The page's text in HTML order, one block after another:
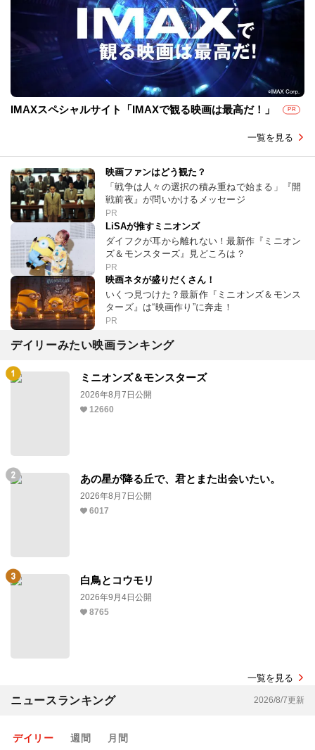
IMAXスペシャルサイト「IMAXで観る映画は最高だ！」 PR
一覧を見る
映画ファンはどう観た？
「戦争は人々の選択の積み重ねで始まる」『開
戦前夜』が問いかけるメッセージ
PR
LiSAが推すミニオンズ
ダイフクが耳から離れない！最新作『ミニオン
ズ＆モンスターズ』見どころは？
PR
映画ネタが盛りだくさん！
いくつ見つけた？最新作『ミニオンズ＆モンス
ターズ』は“映画作り”に奔走！
PR
デイリーみたい映画ランキング
ミニオンズ＆モンスターズ
2026年8月7日公開
12660
あの星が降る丘で、君とまた出会いたい。
2026年8月7日公開
6017
白鳥とコウモリ
2026年9月4日公開
8765
一覧を見る
ニュースランキング 2026/8/7更新
デイリー 週間 月間